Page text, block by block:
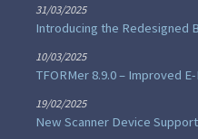
31/03/2025
Introducing the Redesigned
10/03/2025
TFORMer 8.9.0 – Improved
19/02/2025
New Scanner Device